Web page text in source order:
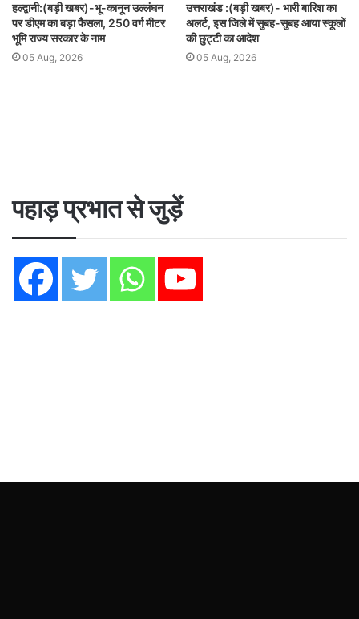
हल्द्वानी:(बड़ी खबर)-भू-कानून उल्लंघन
पर डीएम का बड़ा फैसला, 250 वर्ग मीटर
भूमि राज्य सरकार के नाम
05 Aug, 2026
उत्तराखंड :(बड़ी खबर)- भारी बारिश का
अलर्ट, इस जिले में सुबह-सुबह आया स्कूलों
की छुट्टी का आदेश
05 Aug, 2026
पहाड़ प्रभात से जुड़ें